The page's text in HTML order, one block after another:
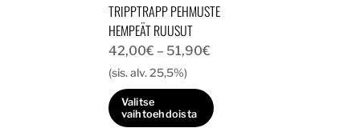
TRIPPTRAPP PEHMUSTE
HEMPEÄT RUUSUT
42,00€ – 51,90€
-
51,90€
(sis. alv. 25,5%)
Valitse
vaihtoehdoista